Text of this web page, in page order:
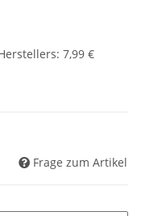
: 7,99 €
Frage zum Artikel